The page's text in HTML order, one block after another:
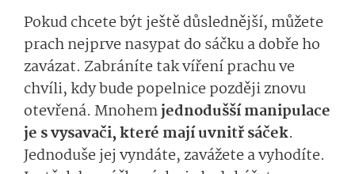
Pokud chcete být ještě důslednější, můžete
prach nejprve nasypat do sáčku a dobře ho
zavázat. Zabráníte tak víření prachu ve
chvíli, kdy bude popelnice později znovu
otevřená. Mnohemjednodušší manipulace
je s vysavači, které mají uvnitř sáček.
Jednoduše jej vyndáte, zavážete a vyhodíte.